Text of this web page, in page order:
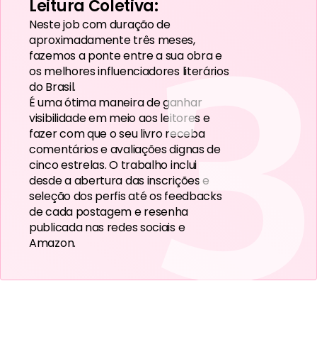
3
Leitura Coletiva:
Neste job com duração de
aproximadamente três meses,
fazemos a ponte entre a sua obra e
os melhores influenciadores literários
do Brasil.
É uma ótima maneira de ganhar
visibilidade em meio aos leitores e
fazer com que o seu livro receba
comentários e avaliações dignas de
cinco estrelas. O trabalho inclui
desde a abertura das inscrições e
seleção dos perfis até os feedbacks
de cada postagem e resenha
publicada nas redes sociais e
Amazon.